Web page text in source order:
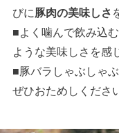
びに豚肉の美味しさ
■よく噛んで飲み込
ような美味しさを感
■豚バラしゃぶしゃ
ぜひおためしくださ